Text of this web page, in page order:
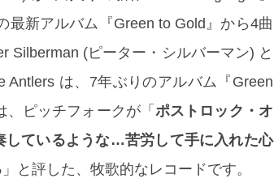
最新アルバム『Green to Gold』から4曲
Silberman (ピーター・シルバーマン) と
Antlers は、7年ぶりのアルバム『Green
ピッチフォークが「 ポストロック・オ
しているような…苦労して手に入れた心
」と評した、牧歌的なレコードです。